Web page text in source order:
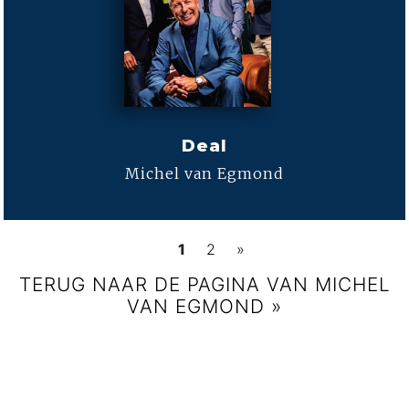
Deal
Michel van Egmond
1 2 »
TERUG NAAR DE PAGINA VAN MICHEL
VAN EGMOND »